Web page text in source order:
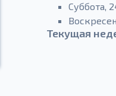
Суббота,
Текущая